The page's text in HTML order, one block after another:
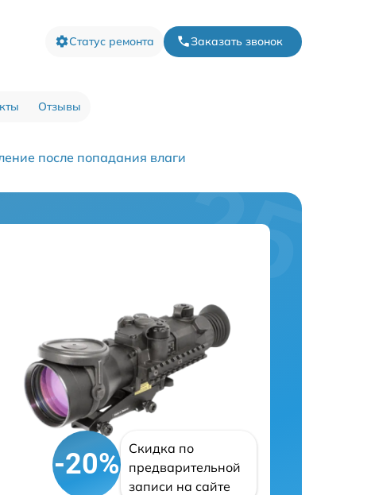
Статус ремонта Заказать звонок
Отзывы
после попадания влаги
-20%
Скидка по
предварительной
записи на сайте